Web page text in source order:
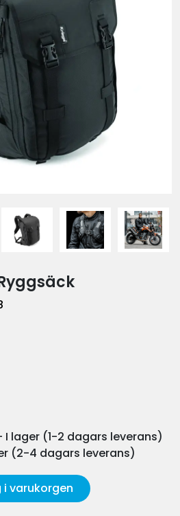
lager (1-2 dagars leverans)
(2-4 dagars leverans)
i varukorgen